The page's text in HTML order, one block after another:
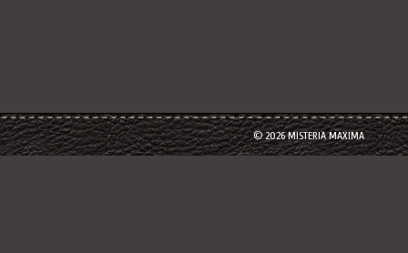
© 2026 MISTERIA MAXIMA